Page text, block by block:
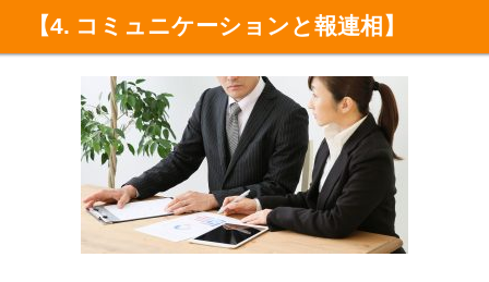
【4. コミュニケーションと報連相】